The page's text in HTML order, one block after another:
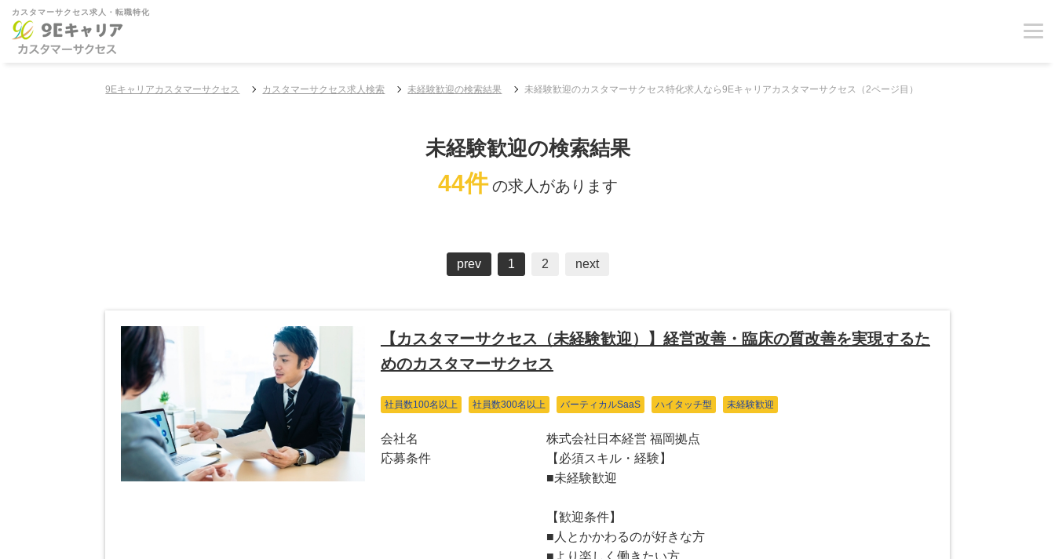
カスタマーサクセス求人・転職特化
9Eキャリアカスタマーサクセス カスタマーサクセス求人検索 未経験歓迎の検索結果 未経験歓迎のカスタマーサクセス特化求人なら9Eキャリアカスタマーサクセス（2ページ目）
未経験歓迎の検索結果
44件 の求人があります
prev 1 2 next
【カスタマーサクセス（未経験歓迎）】経営改善・臨床の質改善を実現するた
めのカスタマーサクセス
社員数100名以上 社員数300名以上 バーティカルSaaS ハイタッチ型 未経験歓迎
会社名
株式会社日本経営 福岡拠点
応募条件
【必須スキル・経験】
■未経験歓迎
【歓迎条件】
■人とかかわるのが好きな方
■より楽しく働きたい方